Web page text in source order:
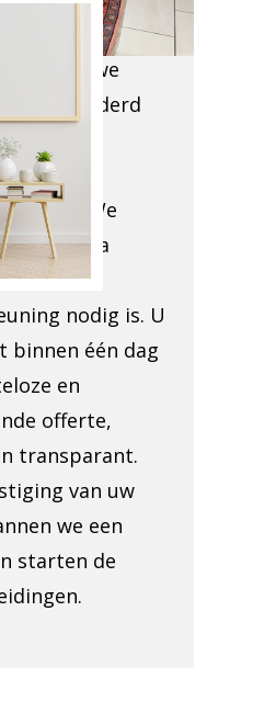
op uw
we
wat verwijderd
en
de
We
of extra
nodig is. U
binnen één dag
en
offerte,
transparant.
van uw
we een
starten de